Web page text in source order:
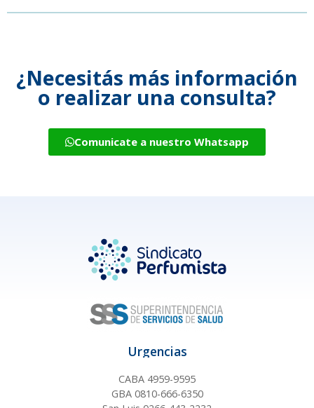
¿Necesitás más información
o realizar una consulta?
Comunicate a nuestro Whatsapp
Urgencias
CABA 4959-9595
GBA 0810-666-6350